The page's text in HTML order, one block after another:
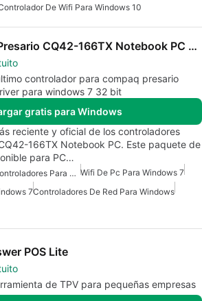
De Wifi Para Windows 10
Compaq Presario CQ42-166TX Notebook PC drivers
controlador para compaq presario
para windows 7 32 bit
gratis para Windows
reciente y oficial de los controladores
166TX Notebook PC. Este paquete de
para PC…
Actualizador De Controladores Para Windows 7 Wifi De Pc Para Windows 7
7Controladores De Red Para Windows
POS Lite
de TPV para pequeñas empresas